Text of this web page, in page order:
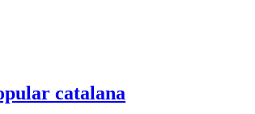
catalana